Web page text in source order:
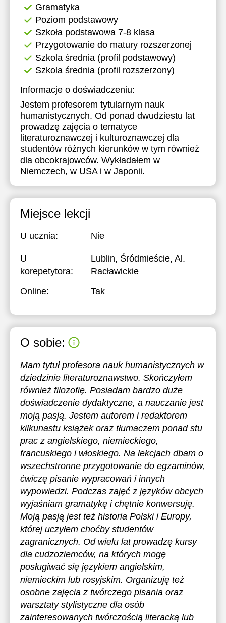
Gramatyka
Poziom podstawowy
Szkoła podstawowa 7-8 klasa
Przygotowanie do matury rozszerzonej
Szkola średnia (profil podstawowy)
Szkola średnia (profil rozszerzony)
Informacje o doświadczeniu:
Jestem profesorem tytularnym nauk
humanistycznych. Od ponad dwudziestu lat
prowadzę zajęcia o tematyce
literaturoznawczej i kulturoznawczej dla
studentów różnych kierunków w tym również
dla obcokrajowców. Wykładałem w
Niemczech, w USA i w Japonii.
Miejsce lekcji
U ucznia: Nie
U
korepetytora:
Lublin, Śródmieście, Al.
Racławickie
Online:
Tak
O sobie:
Mam tytuł profesora nauk humanistycznych w
dziedzinie literaturoznawstwo. Skończyłem
również filozofię. Posiadam bardzo duże
doświadczenie dydaktyczne, a nauczanie jest
moją pasją. Jestem autorem i redaktorem
kilkunastu książek oraz tłumaczem ponad stu
prac z angielskiego, niemieckiego,
francuskiego i włoskiego. Na lekcjach dbam o
wszechstronne przygotowanie do egzaminów,
ćwiczę pisanie wypracowań i innych
wypowiedzi. Podczas zajęć z języków obcych
wyjaśniam gramatykę i chętnie konwersuję.
Moją pasją jest też historia Polski i Europy,
której uczyłem choćby studentów
zagranicznych. Od wielu lat prowadzę kursy
dla cudzoziemców, na których mogę
posługiwać się językiem angielskim,
niemieckim lub rosyjskim. Organizuję też
osobne zajęcia z twórczego pisania oraz
warsztaty stylistyczne dla osób
zainteresowanych twórczością literacką lub